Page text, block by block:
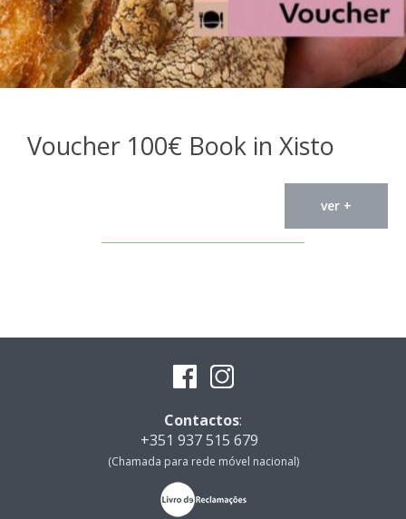
Voucher 100€ Book in Xisto
ver +
Contactos:
+351 937 515 679
(Chamada para rede móvel nacional)